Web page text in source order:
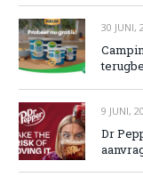
30 JUNI,
9 JUNI,
Dr